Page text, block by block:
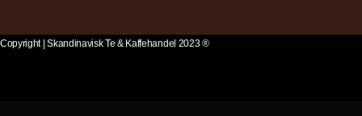
Copyright | Skandinavisk Te & Kaffehandel 2023 ®